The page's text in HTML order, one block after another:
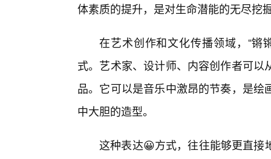
体素质的提升，是对生命潜能的无尽挖
在艺术创作和文化传播领域，“锵
式。艺术家、设计师、内容创作者可
品。它可以是音乐中激昂的节奏，是
中大胆的造型。
这种表达😀方式，往往能够更直接